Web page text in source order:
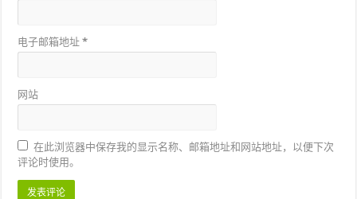
电子邮箱地址*
网站
在此浏览器中保存我的显示名称、邮箱地址和网站地址，以便下次
评论时使用。